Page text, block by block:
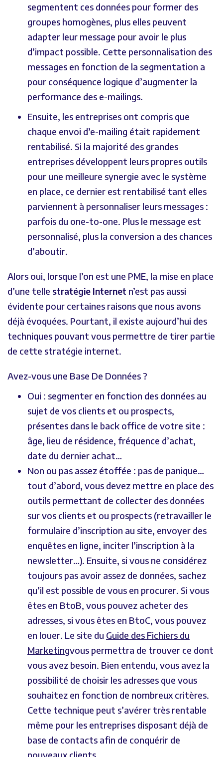
segmentent ces données pour former des
groupes homogènes, plus elles peuvent
adapter leur message pour avoir le plus
d’impact possible. Cette personnalisation des
messages en fonction de la segmentation a
pour conséquence logique d’augmenter la
performance des e-mailings.
Ensuite, les entreprises ont compris que
chaque envoi d’e-mailing était rapidement
rentabilisé. Si la majorité des grandes
entreprises développent leurs propres outils
pour une meilleure synergie avec le système
en place, ce dernier est rentabilisé tant elles
parviennent à personnaliser leurs messages :
parfois du one-to-one. Plus le message est
personnalisé, plus la conversion a des chances
d’aboutir.
Alors oui, lorsque l’on est une PME, la mise en place
d’une telle stratégie Internet n’est pas aussi
évidente pour certaines raisons que nous avons
déjà évoquées. Pourtant, il existe aujourd’hui des
techniques pouvant vous permettre de tirer partie
de cette stratégie internet.
Avez-vous une Base De Données ?
Oui : segmenter en fonction des données au
sujet de vos clients et ou prospects,
présentes dans le back office de votre site :
âge, lieu de résidence, fréquence d’achat,
date du dernier achat…
Non ou pas assez étoffée : pas de panique…
tout d’abord, vous devez mettre en place des
outils permettant de collecter des données
sur vos clients et ou prospects (retravailler le
formulaire d’inscription au site, envoyer des
enquêtes en ligne, inciter l’inscription à la
newsletter…). Ensuite, si vous ne considérez
toujours pas avoir assez de données, sachez
qu’il est possible de vous en procurer. Si vous
êtes en BtoB, vous pouvez acheter des
adresses, si vous êtes en BtoC, vous pouvez
en louer. Le site du Guide des Fichiers du
Marketingvous permettra de trouver ce dont
vous avez besoin. Bien entendu, vous avez la
possibilité de choisir les adresses que vous
souhaitez en fonction de nombreux critères.
Cette technique peut s’avérer très rentable
même pour les entreprises disposant déjà de
base de contacts afin de conquérir de
nouveaux clients.